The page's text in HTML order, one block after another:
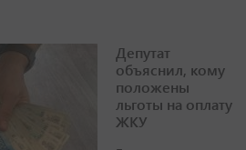
Депутат
объяснил, кому
положены
льготы на оплату
ЖКУ